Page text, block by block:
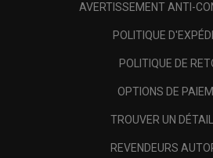
AVERTISSEMENT ANTI-
POLITIQUE
POLITIQUE DE
OPTIONS DE
TROUVER UN
REVENDEURS